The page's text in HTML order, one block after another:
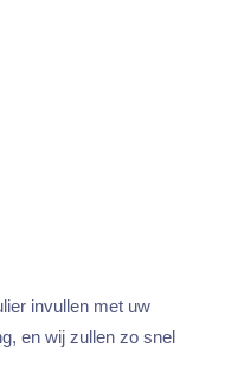
invullen met uw
en wij zullen zo snel